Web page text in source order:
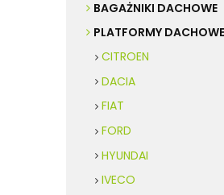
BAGAŻNIKI DACHOWE
PLATFORMY DACHOWE
CITROEN
DACIA
FIAT
FORD
HYUNDAI
IVECO